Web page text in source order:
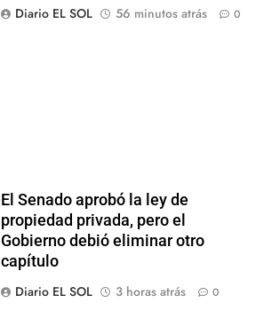
Diario EL SOL
56 minutos atrás 0
El Senado aprobó la ley de
propiedad privada, pero el
Gobierno debió eliminar otro
capítulo
Diario EL SOL
3 horas atrás 0